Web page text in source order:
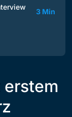
3 Min
erstem